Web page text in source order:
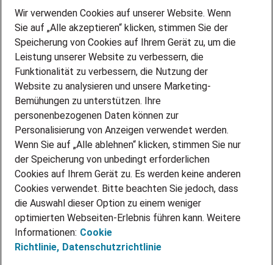
DEINE BERUFSGRUPPE
DEINE LEBENSSITUATION
PARTNERSHIP WITH AIRBUS
INITIATIV BEWERBEN
ÜBER UNS
STANDORTE
BLOG
PRESSE
KONTAKT
@Adecco 2026
IMPRESSUM
DATENSCHUTZ
Wir verwenden Cookies auf unserer Website. Wenn
Sie auf „Alle akzeptieren“ klicken, stimmen Sie der
Speicherung von Cookies auf Ihrem Gerät zu, um die
Leistung unserer Website zu verbessern, die
Funktionalität zu verbessern, die Nutzung der
Website zu analysieren und unsere Marketing-
Bemühungen zu unterstützen. Ihre
personenbezogenen Daten können zur
Personalisierung von Anzeigen verwendet werden.
Wenn Sie auf „Alle ablehnen“ klicken, stimmen Sie nur
der Speicherung von unbedingt erforderlichen
Cookies auf Ihrem Gerät zu. Es werden keine anderen
Cookies verwendet. Bitte beachten Sie jedoch, dass
die Auswahl dieser Option zu einem weniger
optimierten Webseiten-Erlebnis führen kann. Weitere
Informationen: Cookie
Richtlinie, Datenschutzrichtlinie